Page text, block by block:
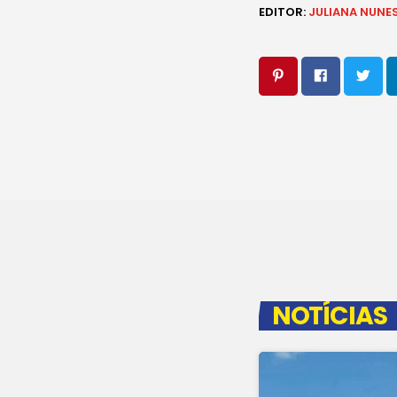
EDITOR: JULIANA
NOTÍCIAS